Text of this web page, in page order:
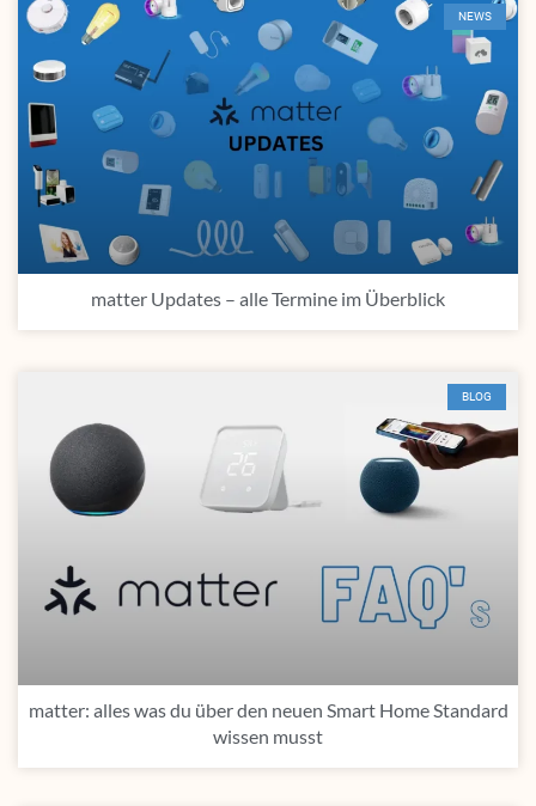
NEWS
matter Updates – alle Termine im Überblick
BLOG
matter: alles was du über den neuen Smart Home Standard
wissen musst